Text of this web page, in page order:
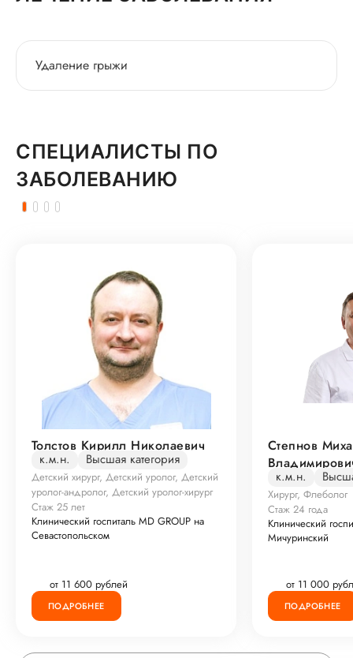
Удаление грыжи
СПЕЦИАЛИСТЫ ПО
ЗАБОЛЕВАНИЮ
Толстов Кирилл Николаевич
к.м.н. Высшая категория
Детский хирург, Детский уролог, Детский
уролог-андролог, Детский уролог-хирург
Стаж 25 лет
Клинический госпиталь MD GROUP на
Севастопольском
от 11 600 рублей
ПОДРОБНЕЕ
Степнов
к.м.н.
Хирург, Флеболог
Стаж 24 года
Клинический
Мичуринский
от 11 000
ПОДРОБНЕЕ